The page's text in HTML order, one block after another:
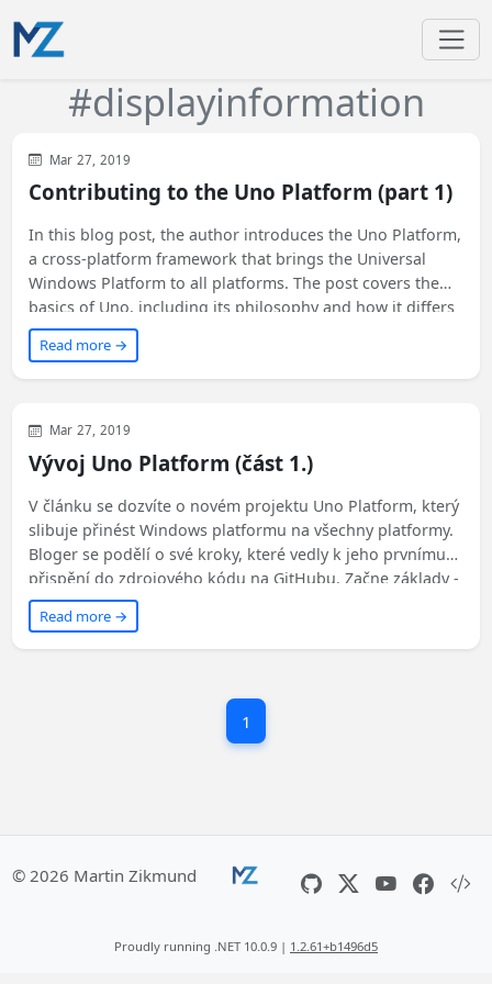
#displayinformation
Uno Platform
Mar 27, 2019
Contributing to the Uno Platform (part 1)
In this blog post, the author introduces the Uno Platform,
a cross-platform framework that brings the Universal
Windows Platform to all platforms. The post covers the
basics of Uno, including its philosophy and how it differs
from other cross-platform frameworks like
Xamarin.Forms and Avalonia UI. The author also provides
step-by-step instructions on how to create an Uno app
large project like Uno, this blog post provides valuable
insights and guidance. Stay tuned for the next article
where the author will discuss implementing a specific
feature for Uno.
Read more →
Uno Platform
Mar 27, 2019
Vývoj Uno Platform (část 1.)
V článku se dozvíte o novém projektu Uno Platform, který
slibuje přinést Windows platformu na všechny platformy.
Bloger se podělí o své kroky, které vedly k jeho prvnímu
přispění do zdrojového kódu na GitHubu. Začne základy -
jak Uno zapadá do světa multi-platformních frameworků,
jak se liší od Xamarin.Forms a Avalonia UI. Článek vás
provede také vytvořením Uno aplikace a sestavením
Read more →
1
© 2026 Martin Zikmund
Proudly running .NET 10.0.9 | 1.2.61+b1496d5